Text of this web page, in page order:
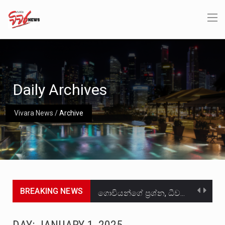
Vivara News /Archive
Daily Archives
BREAKING NEWS